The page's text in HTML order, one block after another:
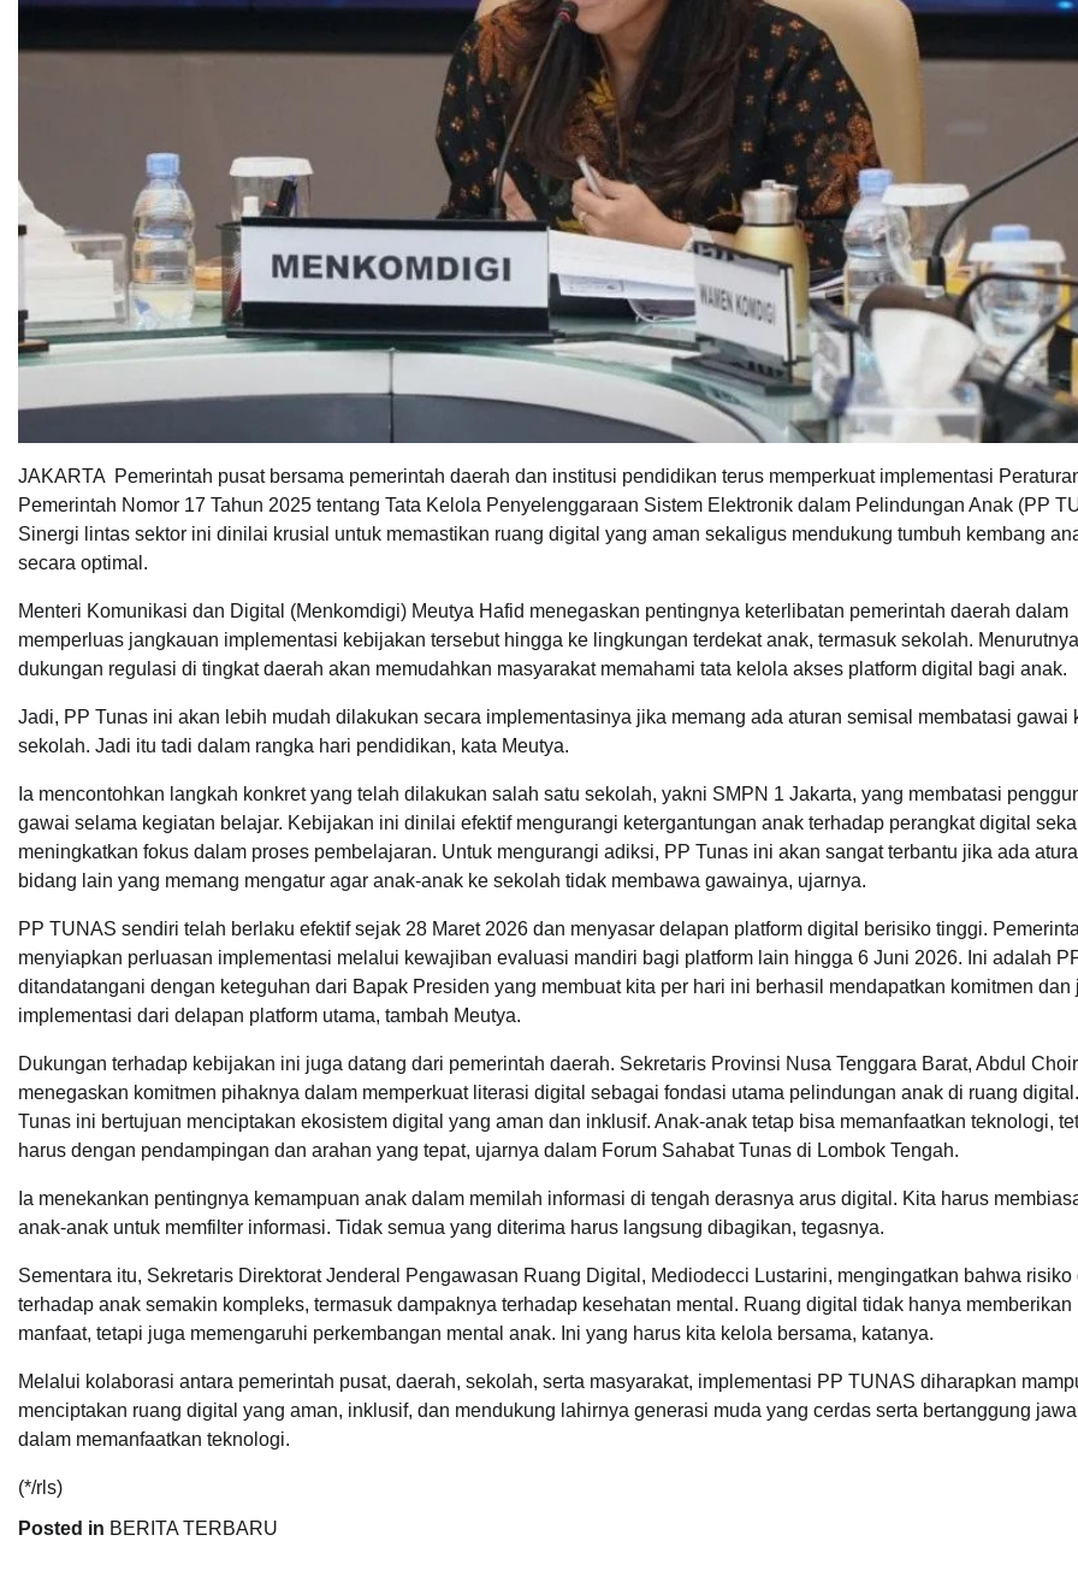
JAKARTA  Pemerintah pusat bersama pemerintah daerah dan institusi pendidikan terus memperkuat implementasi
Pemerintah Nomor 17 Tahun 2025 tentang Tata Kelola Penyelenggaraan Sistem Elektronik dalam Pelindungan Anak (PP
Sinergi lintas sektor ini dinilai krusial untuk memastikan ruang digital yang aman sekaligus mendukung tumbuh kembang
secara optimal.
Menteri Komunikasi dan Digital (Menkomdigi) Meutya Hafid menegaskan pentingnya keterlibatan pemerintah daerah dalam
memperluas jangkauan implementasi kebijakan tersebut hingga ke lingkungan terdekat anak, termasuk sekolah.
dukungan regulasi di tingkat daerah akan memudahkan masyarakat memahami tata kelola akses platform digital bagi anak.
Jadi, PP Tunas ini akan lebih mudah dilakukan secara implementasinya jika memang ada aturan semisal membatasi gawai
sekolah. Jadi itu tadi dalam rangka hari pendidikan, kata Meutya.
Ia mencontohkan langkah konkret yang telah dilakukan salah satu sekolah, yakni SMPN 1 Jakarta, yang membatasi
gawai selama kegiatan belajar. Kebijakan ini dinilai efektif mengurangi ketergantungan anak terhadap perangkat digital
meningkatkan fokus dalam proses pembelajaran. Untuk mengurangi adiksi, PP Tunas ini akan sangat terbantu jika ada
bidang lain yang memang mengatur agar anak-anak ke sekolah tidak membawa gawainya, ujarnya.
PP TUNAS sendiri telah berlaku efektif sejak 28 Maret 2026 dan menyasar delapan platform digital berisiko tinggi.
menyiapkan perluasan implementasi melalui kewajiban evaluasi mandiri bagi platform lain hingga 6 Juni 2026. Ini adalah
ditandatangani dengan keteguhan dari Bapak Presiden yang membuat kita per hari ini berhasil mendapatkan komitmen dan
implementasi dari delapan platform utama, tambah Meutya.
Dukungan terhadap kebijakan ini juga datang dari pemerintah daerah. Sekretaris Provinsi Nusa Tenggara Barat, Abdul
menegaskan komitmen pihaknya dalam memperkuat literasi digital sebagai fondasi utama pelindungan anak di ruang digital.
Tunas ini bertujuan menciptakan ekosistem digital yang aman dan inklusif. Anak-anak tetap bisa memanfaatkan teknologi,
harus dengan pendampingan dan arahan yang tepat, ujarnya dalam Forum Sahabat Tunas di Lombok Tengah.
Ia menekankan pentingnya kemampuan anak dalam memilah informasi di tengah derasnya arus digital. Kita harus
anak-anak untuk memfilter informasi. Tidak semua yang diterima harus langsung dibagikan, tegasnya.
Sementara itu, Sekretaris Direktorat Jenderal Pengawasan Ruang Digital, Mediodecci Lustarini, mengingatkan bahwa risiko
terhadap anak semakin kompleks, termasuk dampaknya terhadap kesehatan mental. Ruang digital tidak hanya memberikan
manfaat, tetapi juga memengaruhi perkembangan mental anak. Ini yang harus kita kelola bersama, katanya.
Melalui kolaborasi antara pemerintah pusat, daerah, sekolah, serta masyarakat, implementasi PP TUNAS diharapkan
menciptakan ruang digital yang aman, inklusif, dan mendukung lahirnya generasi muda yang cerdas serta bertanggung
dalam memanfaatkan teknologi.
(*/rls)
Posted in BERITA TERBARU